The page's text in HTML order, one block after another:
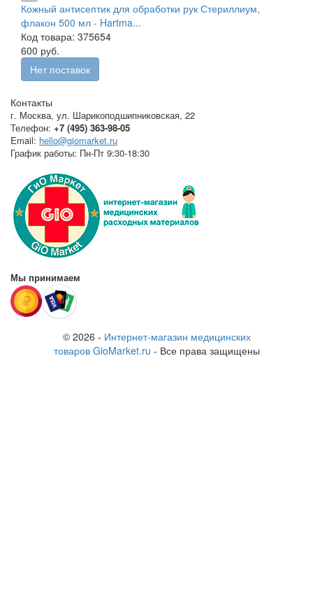
Кожный антисептик для обработки рук Стериллиум,
флакон 500 мл - Hartma...
Код товара: 375654
600 руб.
Нет поставок
Контакты
г. Москва, ул. Шарикоподшипниковская, 22
Телефон: +7 (495) 363-98-05
Email: hello@giomarket.ru
График работы: Пн-Пт 9:30-18:30
Мы принимаем
© 2026 - Интернет-магазин медицинских
товаров GioMarket.ru - Все права защищены